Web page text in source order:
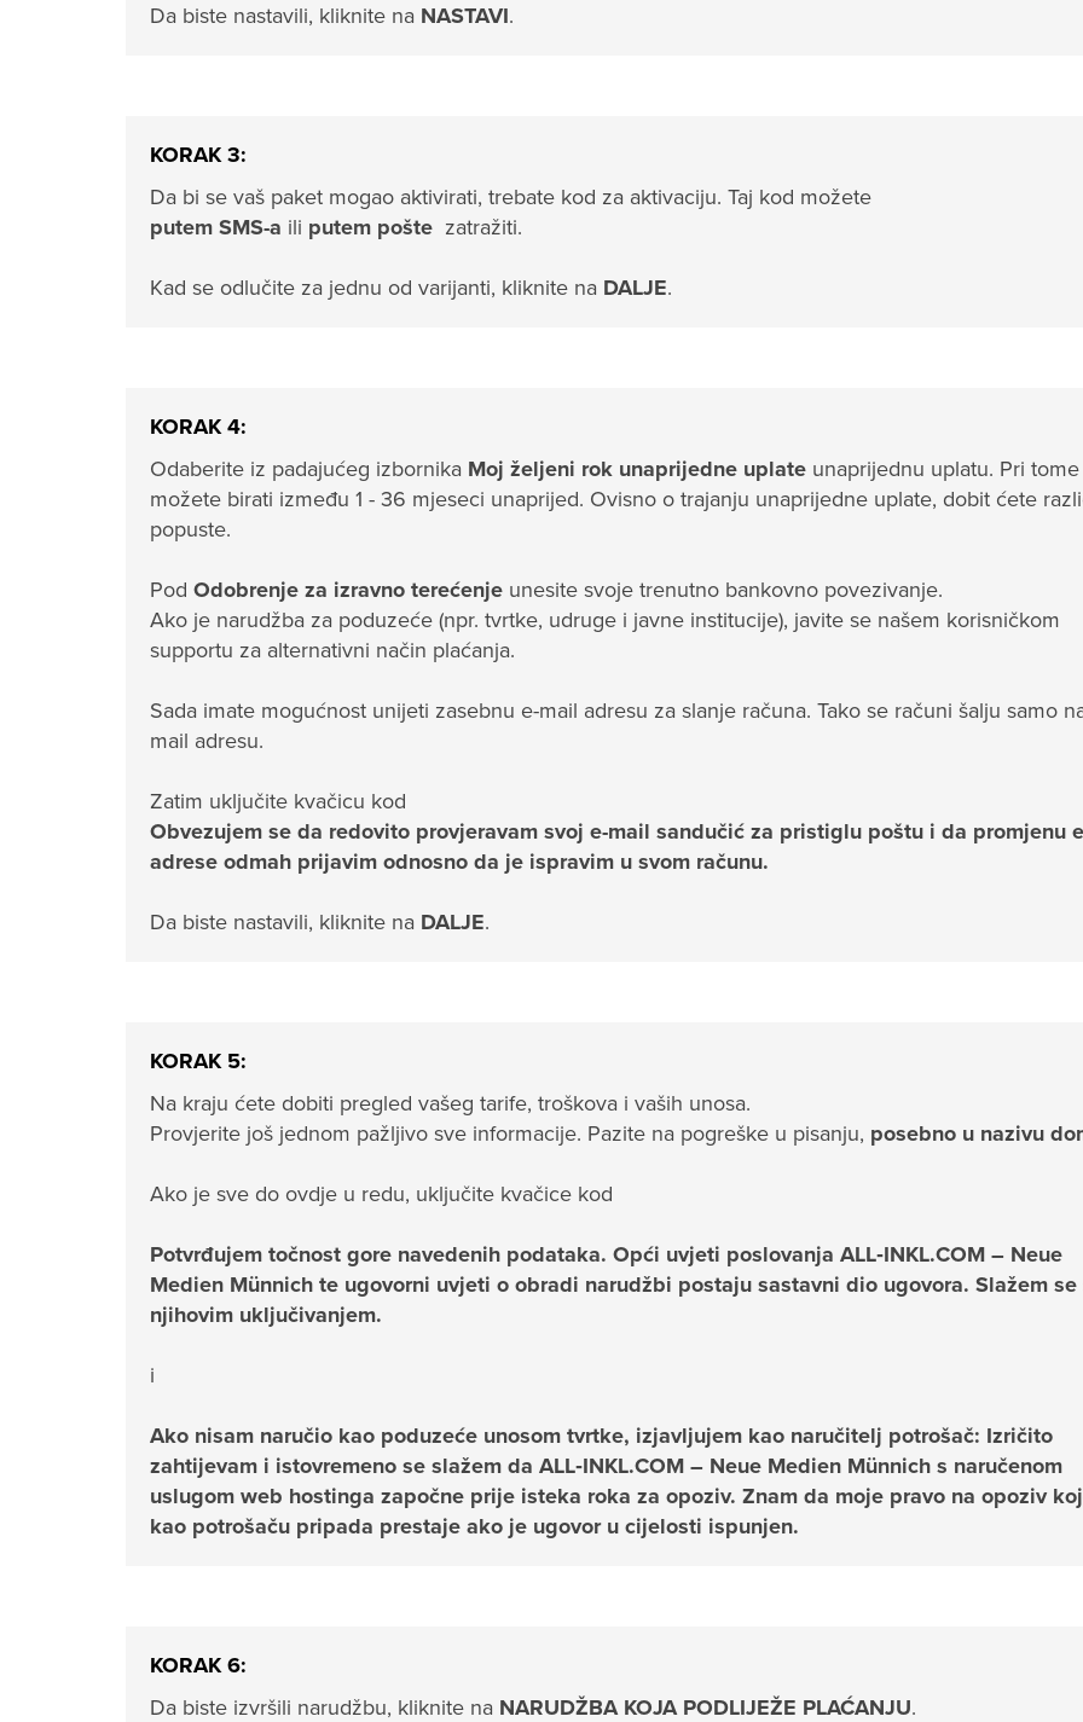
Da biste nastavili, kliknite na NASTAVI.
KORAK 3:
Da bi se vaš paket mogao aktivirati, trebate kod za aktivaciju. Taj kod možete
putem SMS-a ili putem pošte zatražiti.
Kad se odlučite za jednu od varijanti, kliknite na DALJE.
KORAK 4:
Odaberite iz padajućeg izbornika Moj željeni rok unaprijedne uplate unaprijednu uplatu. Pri tome
možete birati između 1 - 36 mjeseci unaprijed. Ovisno o trajanju unaprijedne uplate, dobit ćete
popuste.
Pod Odobrenje za izravno terećenje unesite svoje trenutno bankovno povezivanje.
Ako je narudžba za poduzeće (npr. tvrtke, udruge i javne institucije), javite se našem korisničkom
supportu za alternativni način plaćanja.
Sada imate mogućnost unijeti zasebnu e-mail adresu za slanje računa. Tako se računi šalju samo
mail adresu.
Zatim uključite kvačicu kod
Obvezujem se da redovito provjeravam svoj e-mail sandučić za pristiglu poštu i da promjenu
adrese odmah prijavim odnosno da je ispravim u svom računu.
Da biste nastavili, kliknite na DALJE.
KORAK 5:
Na kraju ćete dobiti pregled vašeg tarife, troškova i vaših unosa.
Provjerite još jednom pažljivo sve informacije. Pazite na pogreške u pisanju, posebno u nazivu
Ako je sve do ovdje u redu, uključite kvačice kod
Potvrđujem točnost gore navedenih podataka. Opći uvjeti poslovanja ALL‑INKL.COM – Neue
Medien Münnich te ugovorni uvjeti o obradi narudžbi postaju sastavni dio ugovora. Slažem se
njihovim uključivanjem.
i
Ako nisam naručio kao poduzeće unosom tvrtke, izjavljujem kao naručitelj potrošač: Izričito
zahtijevam i istovremeno se slažem da ALL‑INKL.COM – Neue Medien Münnich s naručenom
uslugom web hostinga započne prije isteka roka za opoziv. Znam da moje pravo na opoziv
kao potrošaču pripada prestaje ako je ugovor u cijelosti ispunjen.
KORAK 6:
Da biste izvršili narudžbu, kliknite na NARUDŽBA KOJA PODLIJEŽE PLAĆANJU.